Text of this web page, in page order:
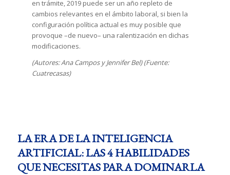
en trámite, 2019 puede ser un año repleto de
cambios relevantes en el ámbito laboral, si bien la
configuración política actual es muy posible que
provoque –de nuevo– una ralentización en dichas
modificaciones.
(Autores: Ana Campos y Jennifer Bel) (Fuente:
Cuatrecasas)
LA ERA DE LA INTELIGENCIA
ARTIFICIAL: LAS 4 HABILIDADES
QUE NECESITAS PARA DOMINARLA